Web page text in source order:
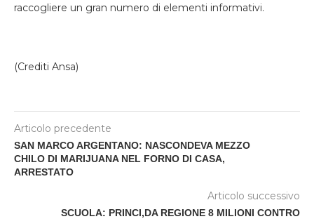
raccogliere un gran numero di elementi informativi.
(Crediti Ansa)
Articolo precedente
SAN MARCO ARGENTANO: NASCONDEVA MEZZO
CHILO DI MARIJUANA NEL FORNO DI CASA,
ARRESTATO
Articolo successivo
SCUOLA: PRINCI,DA REGIONE 8 MILIONI CONTRO